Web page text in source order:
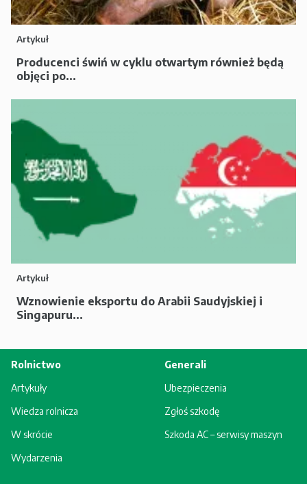
Artykuł
Producenci świń w cyklu otwartym również będą
objęci po...
Artykuł
Wznowienie eksportu do Arabii Saudyjskiej i
Singapuru...
Rolnictwo
Artykuły
Wiedza rolnicza
W skrócie
Wydarzenia
Generali
Ubezpieczenia
Zgłoś szkodę
Szkoda AC – serwisy maszyn